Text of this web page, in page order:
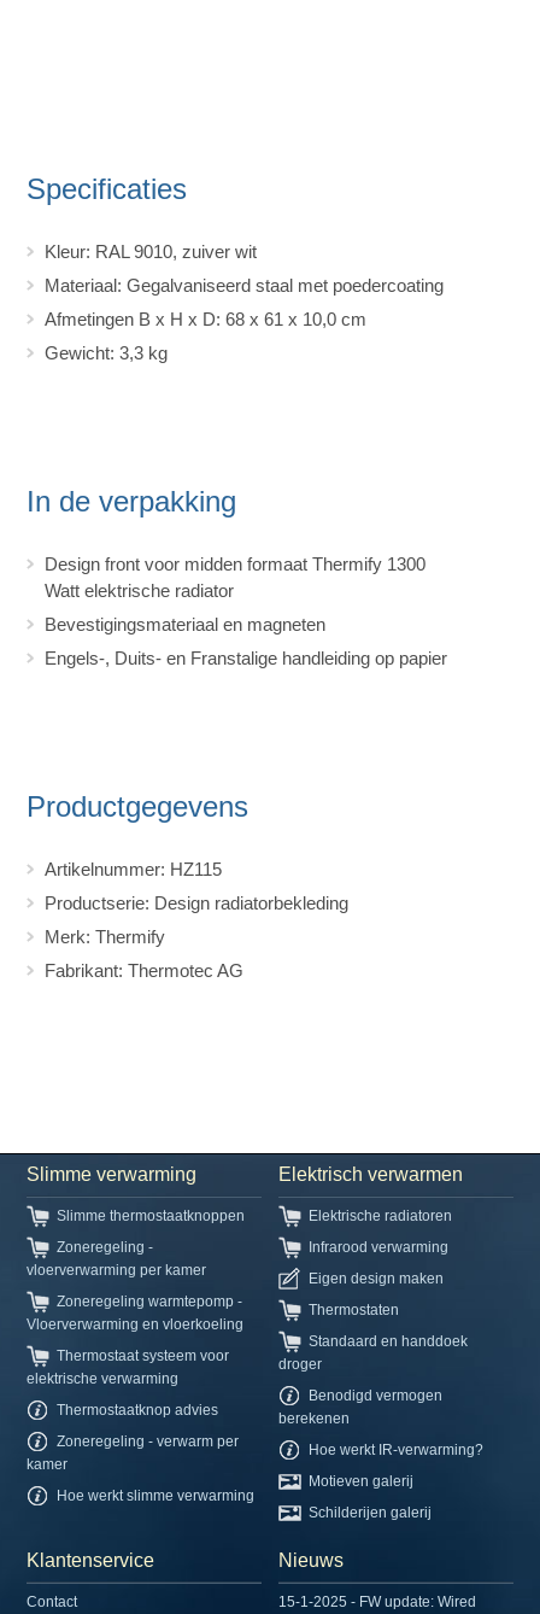
Specificaties
Kleur: RAL 9010, zuiver wit
Materiaal: Gegalvaniseerd staal met poedercoating
Afmetingen B x H x D: 68 x 61 x 10,0 cm
Gewicht: 3,3 kg
In de verpakking
Design front voor midden formaat Thermify 1300
Watt elektrische radiator
Bevestigingsmateriaal en magneten
Engels-, Duits- en Franstalige handleiding op papier
Productgegevens
Artikelnummer: HZ115
Productserie: Design radiatorbekleding
Merk: Thermify
Fabrikant: Thermotec AG
Slimme verwarming
Slimme thermostaatknoppen
Zoneregeling -
vloerverwarming per kamer
Zoneregeling warmtepomp -
Vloerverwarming en vloerkoeling
Thermostaat systeem voor
elektrische verwarming
Thermostaatknop advies
Zoneregeling - verwarm per
kamer
Hoe werkt slimme verwarming
Elektrisch verwarmen
Elektrische radiatoren
Infrarood verwarming
Eigen design maken
Thermostaten
Standaard en handdoek
droger
Benodigd vermogen
berekenen
Hoe werkt IR-verwarming?
Motieven galerij
Schilderijen galerij
Klantenservice
Contact
Nieuws
15-1-2025 - FW update: Wired